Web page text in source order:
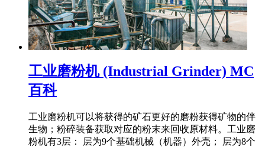
工业磨粉机 (Industrial Grinder) MC
百科
工业磨粉机可以将获得的矿石更好的磨粉获得矿物的伴
生物；粉碎装备获取对应的粉末来回收原材料。工业磨
粉机有3层： 层为9个基础机械（机器）外壳； 层为8个